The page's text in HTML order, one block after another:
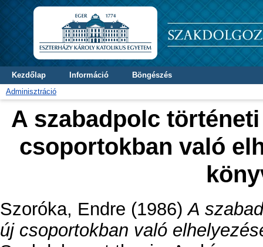
Kezdőlap Információ
Böngészés
Adminisztráció
A szabadpolc
csoportokban való
Szoróka, Endre (1986)A
új csoportokban való